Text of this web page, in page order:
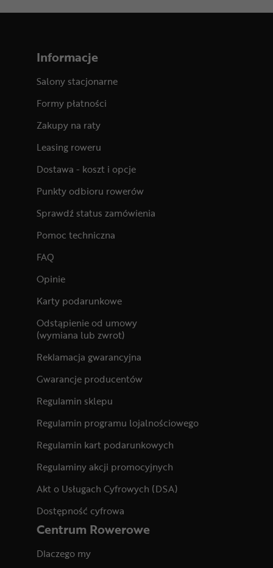
Informacje
Salony stacjonarne
Formy płatności
Zakupy na raty
Leasing roweru
Dostawa - koszt i opcje
Punkty odbioru rowerów
Sprawdź status zamówienia
Pomoc techniczna
FAQ
Opinie
Karty podarunkowe
Odstąpienie od umowy
(wymiana lub zwrot)
Reklamacja gwarancyjna
Gwarancje producentów
Regulamin sklepu
Regulamin programu lojalnościowego
Regulamin kart podarunkowych
Regulaminy akcji promocyjnych
Akt o Usługach Cyfrowych (DSA)
Dostępność cyfrowa
Centrum Rowerowe
Dlaczego my